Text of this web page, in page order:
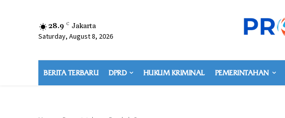
28.9 C Jakarta
Saturday, August 8, 2026
BERITA TERBARU DPRD HUKUM KRIMINAL PEMERINTAHAN